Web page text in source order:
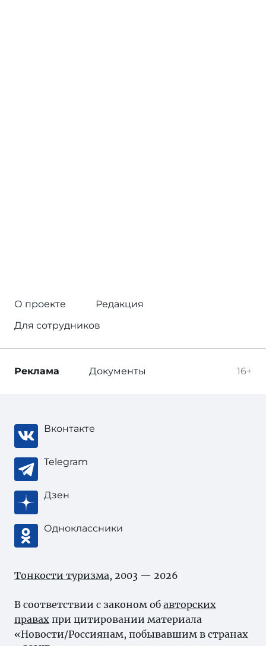
О проекте
Редакция
Для сотрудников
16+
Реклама Документы
Вконтакте
Telegram
Дзен
Одноклассники
Тонкости туризма, 2003 — 2026
В соответствии с законом об авторских
правах при цитировании материала
«Новости/Россиянам, побывавшим в странах